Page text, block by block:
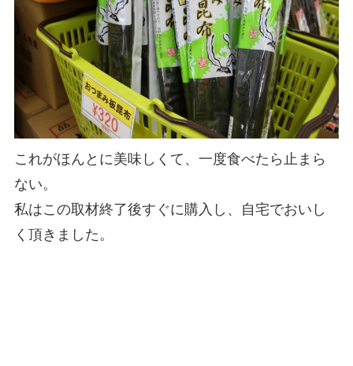
これがほんとに美味しくて、一度食べたら止まら
ない。
私はこの取材終了後すぐに購入し、自宅でおいし
く頂きました。